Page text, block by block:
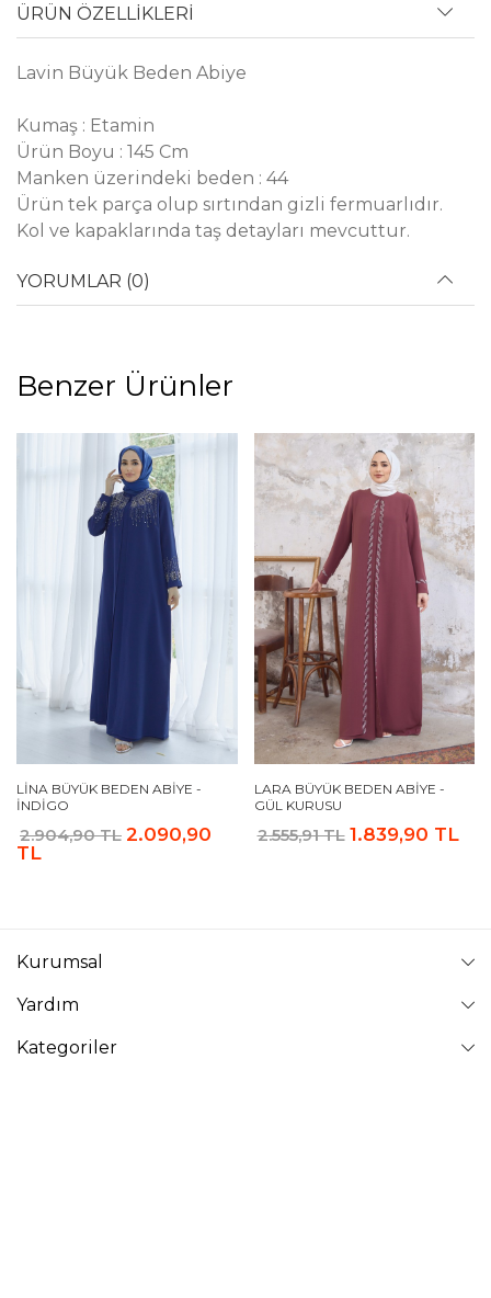
ÜRÜN ÖZELLİKLERİ
Lavin Büyük Beden Abiye
Kumaş : Etamin
Ürün Boyu : 145 Cm
Manken üzerindeki beden : 44
Ürün tek parça olup sırtından gizli fermuarlıdır.
Kol ve kapaklarında taş detayları mevcuttur.
YORUMLAR (0)
Benzer Ürünler
LINA BÜYÜK BEDEN ABIYE -
İNDIGO
2.904,90 TL 2.090,90
TL
LARA BÜYÜK BEDEN ABIYE -
GÜL KURUSU
2.555,91 TL 1.839,90 TL
Kurumsal
Yardım
Kategoriler